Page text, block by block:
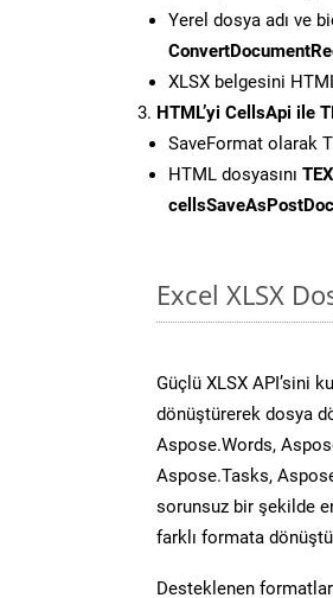
Yerel dosya adı ve
XLSX belgesini
HTML’yi CellsApi ile
SaveFormat olarak
HTML dosyasını TEX
Excel XLSX
Güçlü XLSX API’sini
dönüştürerek dosya
Aspose.Words,
Aspose.Tasks,
sorunsuz bir şekilde
farklı formata
Desteklenen